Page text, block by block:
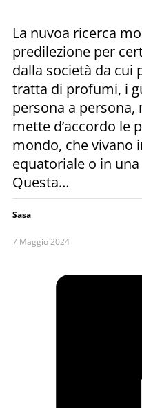
La nuvoa ricerca
predilezione per
dalla società da cui
tratta di profumi, i
persona a persona,
mette d’accordo le
mondo, che vivano
equatoriale o in
Questa…
Sasa
7 Maggio 2024